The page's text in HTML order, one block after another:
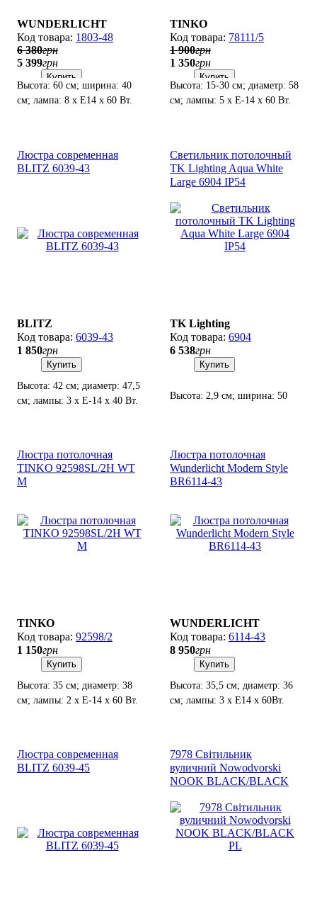
WUNDERLICHT
1803-48
6 380грн
5 399грн
Купить
Высота: 60 см; ширина: 40
см; лампа: 8 х Е14 х 60 Вт.
TINKO
78111/5
1 900грн
1 350грн
Купить
Высота: 15-30 см; диаметр: 58
см; лампы: 5 х Е-14 х 60 Вт.
Люстра современная
BLITZ 6039-43
BLITZ
6039-43
1 850грн
Купить
Высота: 42 см; диаметр: 47,5
см; лампы: 3 х Е-14 х 40 Вт.
Светильник потолочный
TK Lighting Aqua White
Large 6904 ІР54
TK Lighting
6904
6 538грн
Купить
Высота: 2,9 см; ширина: 50
Люстра потолочная
TINKO 92598SL/2H WT
M
TINKO
92598/2
1 150грн
Купить
Высота: 35 см; диаметр: 38
см; лампы: 2 х Е-14 х 60 Вт.
Люстра потолочная
Wunderlicht Modern Style
BR6114-43
WUNDERLICHT
6114-43
8 950грн
Купить
Высота: 35,5 см; диаметр: 36
см; лампы: 3 х Е14 х 60Вт.
Люстра современная
BLITZ 6039-45
7978 Світильник
вуличний Nowodvorski
NOOK BLACK/BLACK